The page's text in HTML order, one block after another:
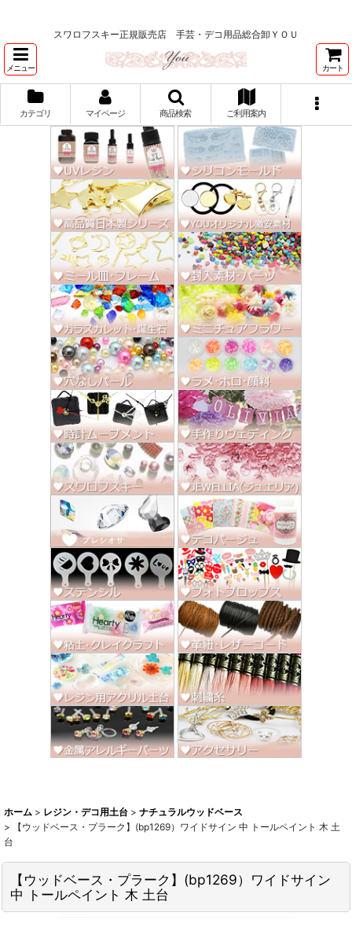
スワロフスキー正規販売店 手芸・デコ用品総合卸ＹＯＵ
メニュー カート
カテゴリ マイページ 商品検索 ご利用案内
ホーム > レジン・デコ用土台 > ナチュラルウッドベース
>
【ウッドベース・プラーク】(bp1269）ワイドサイン 中 トールペイント 木 土
台
【ウッドベース・プラーク】(bp1269）ワイドサイン
中 トールペイント 木 土台